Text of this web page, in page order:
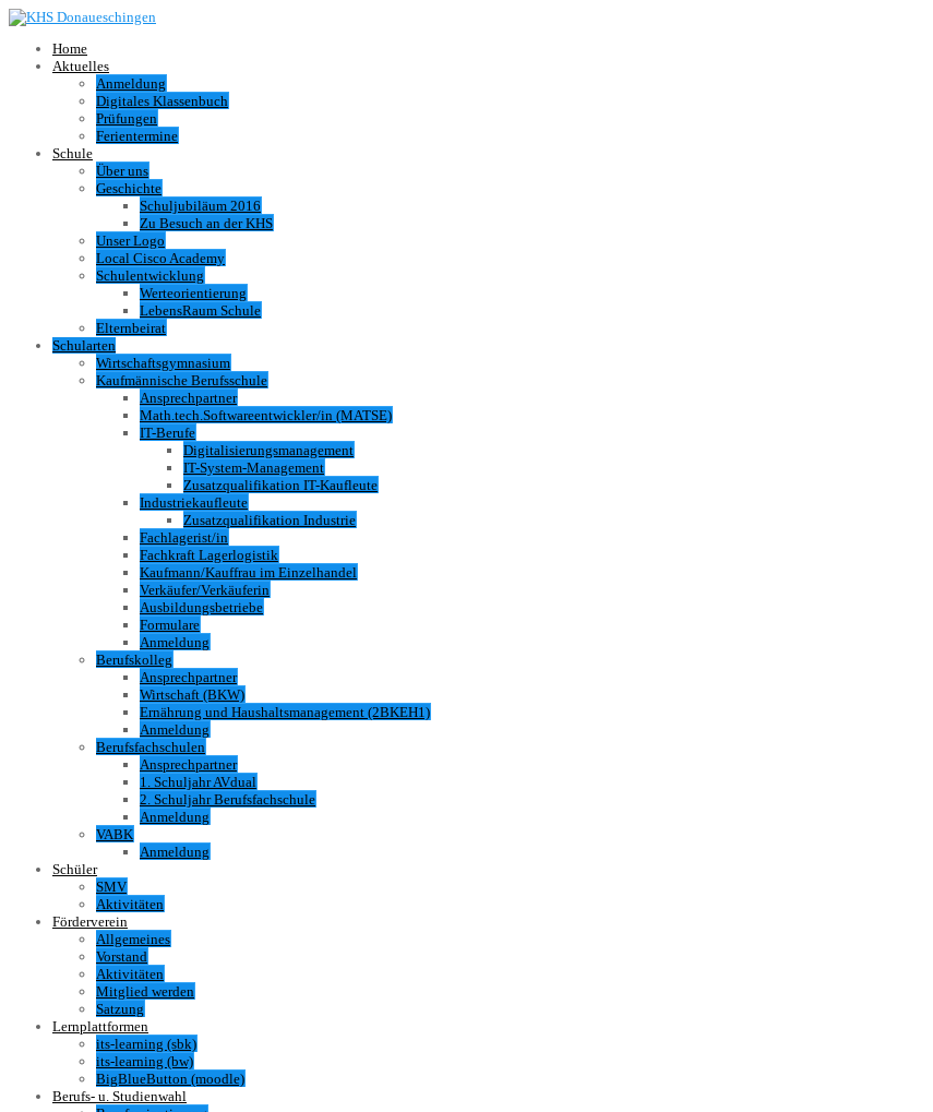
Home
Aktuelles
Anmeldung
Digitales Klassenbuch
Prüfungen
Ferientermine
Schule
Über uns
Geschichte
Schuljubiläum 2016
Zu Besuch an der KHS
Unser Logo
Local Cisco Academy
Schulentwicklung
Werteorientierung
LebensRaum Schule
Elternbeirat
Schularten
Wirtschaftsgymnasium
Kaufmännische Berufsschule
Ansprechpartner
Math.tech.Softwareentwickler/in (MATSE)
IT-Berufe
Digitalisierungsmanagement
IT-System-Management
Zusatzqualifikation IT-Kaufleute
Industriekaufleute
Zusatzqualifikation Industrie
Fachlagerist/in
Fachkraft Lagerlogistik
Kaufmann/Kauffrau im Einzelhandel
Verkäufer/Verkäuferin
Ausbildungsbetriebe
Formulare
Anmeldung
Berufskolleg
Ansprechpartner
Wirtschaft (BKW)
Ernährung und Haushaltsmanagement (2BKEH1)
Anmeldung
Berufsfachschulen
Ansprechpartner
1. Schuljahr AVdual
2. Schuljahr Berufsfachschule
Anmeldung
VABK
Anmeldung
Schüler
SMV
Aktivitäten
Förderverein
Allgemeines
Vorstand
Aktivitäten
Mitglied werden
Satzung
Lernplattformen
its-learning (sbk)
its-learning (bw)
BigBlueButton (moodle)
Berufs- u. Studienwahl